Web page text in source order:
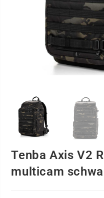
Tenba Axis V2
multicam